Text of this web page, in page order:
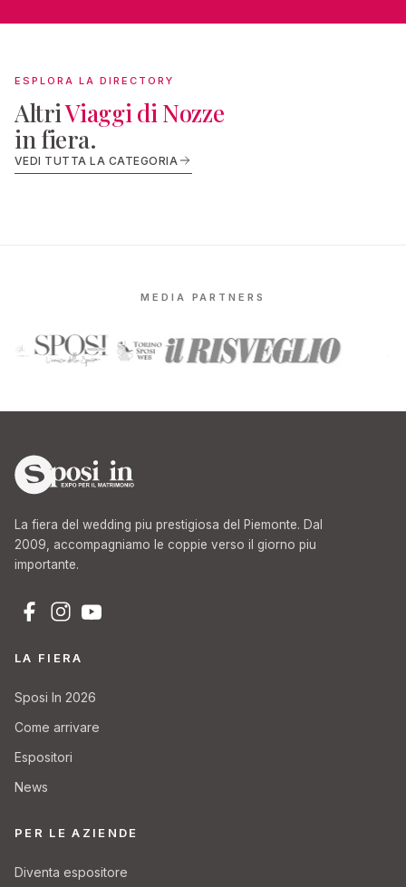
ESPLORA LA DIRECTORY
AltriViaggi di Nozze
in fiera.
VEDI TUTTA LA CATEGORIA
VIAGGI DI NOZZE
La Boutique del Viaggiatore
MEDIA PARTNERS
La fiera del wedding piu prestigiosa del Piemonte. Dal
2009, accompagniamo le coppie verso il giorno piu
importante.
LA FIERA
Sposi In 2026
Come arrivare
Espositori
News
PER LE AZIENDE
Diventa espositore